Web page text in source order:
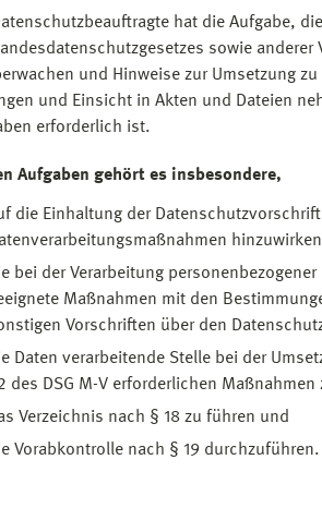
hat die Aufgabe,
sowie
und Hinweise zur Umsetzung
und Einsicht in Akten und Dateien
erforderlich ist.
Aufgaben gehört es insbesondere,
die Einhaltung der
bei der Verarbeitung
Maßnahmen mit den
Vorschriften über den
Daten verarbeitende Stelle bei der
des DSG M-V erforderlichen
Verzeichnis nach § 18 zu führen und
Vorabkontrolle nach § 19 durchzuführen.